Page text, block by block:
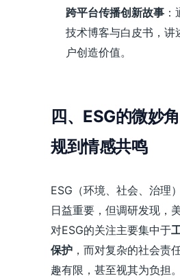
跨平台传播创新故事
技术博客与白皮书，讲
户创造价值。
四、ESG的微妙
规到情感共鸣
ESG（环境、社会、治理
日益重要，但调研发现，
对ESG的关注主要集中于
保护 ，而对复杂的社会责
趣有限，甚至视其为负担